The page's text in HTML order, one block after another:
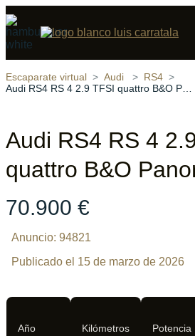
‹ ›
Compartir
Escaparate virtual Audi
RS4
Audi RS4 RS 4
quattro B&O
70.900 €
Anuncio: 94821
Publicado el 15 de marzo de 2026
Año Kilómetros Potencia